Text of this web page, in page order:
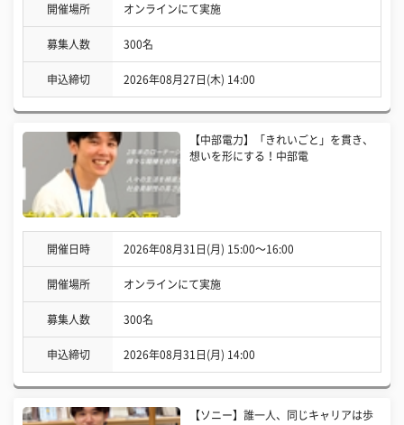
開催場所 オンラインにて実施
募集人数 300名
申込締切 2026年08月27日(木) 14:00
【中部電力】「きれいごと」を貫き、
想いを形にする！中部電
開催日時 2026年08月31日(月) 15:00〜16:00
開催場所 オンラインにて実施
募集人数 300名
申込締切 2026年08月31日(月) 14:00
【ソニー】誰一人、同じキャリアは歩